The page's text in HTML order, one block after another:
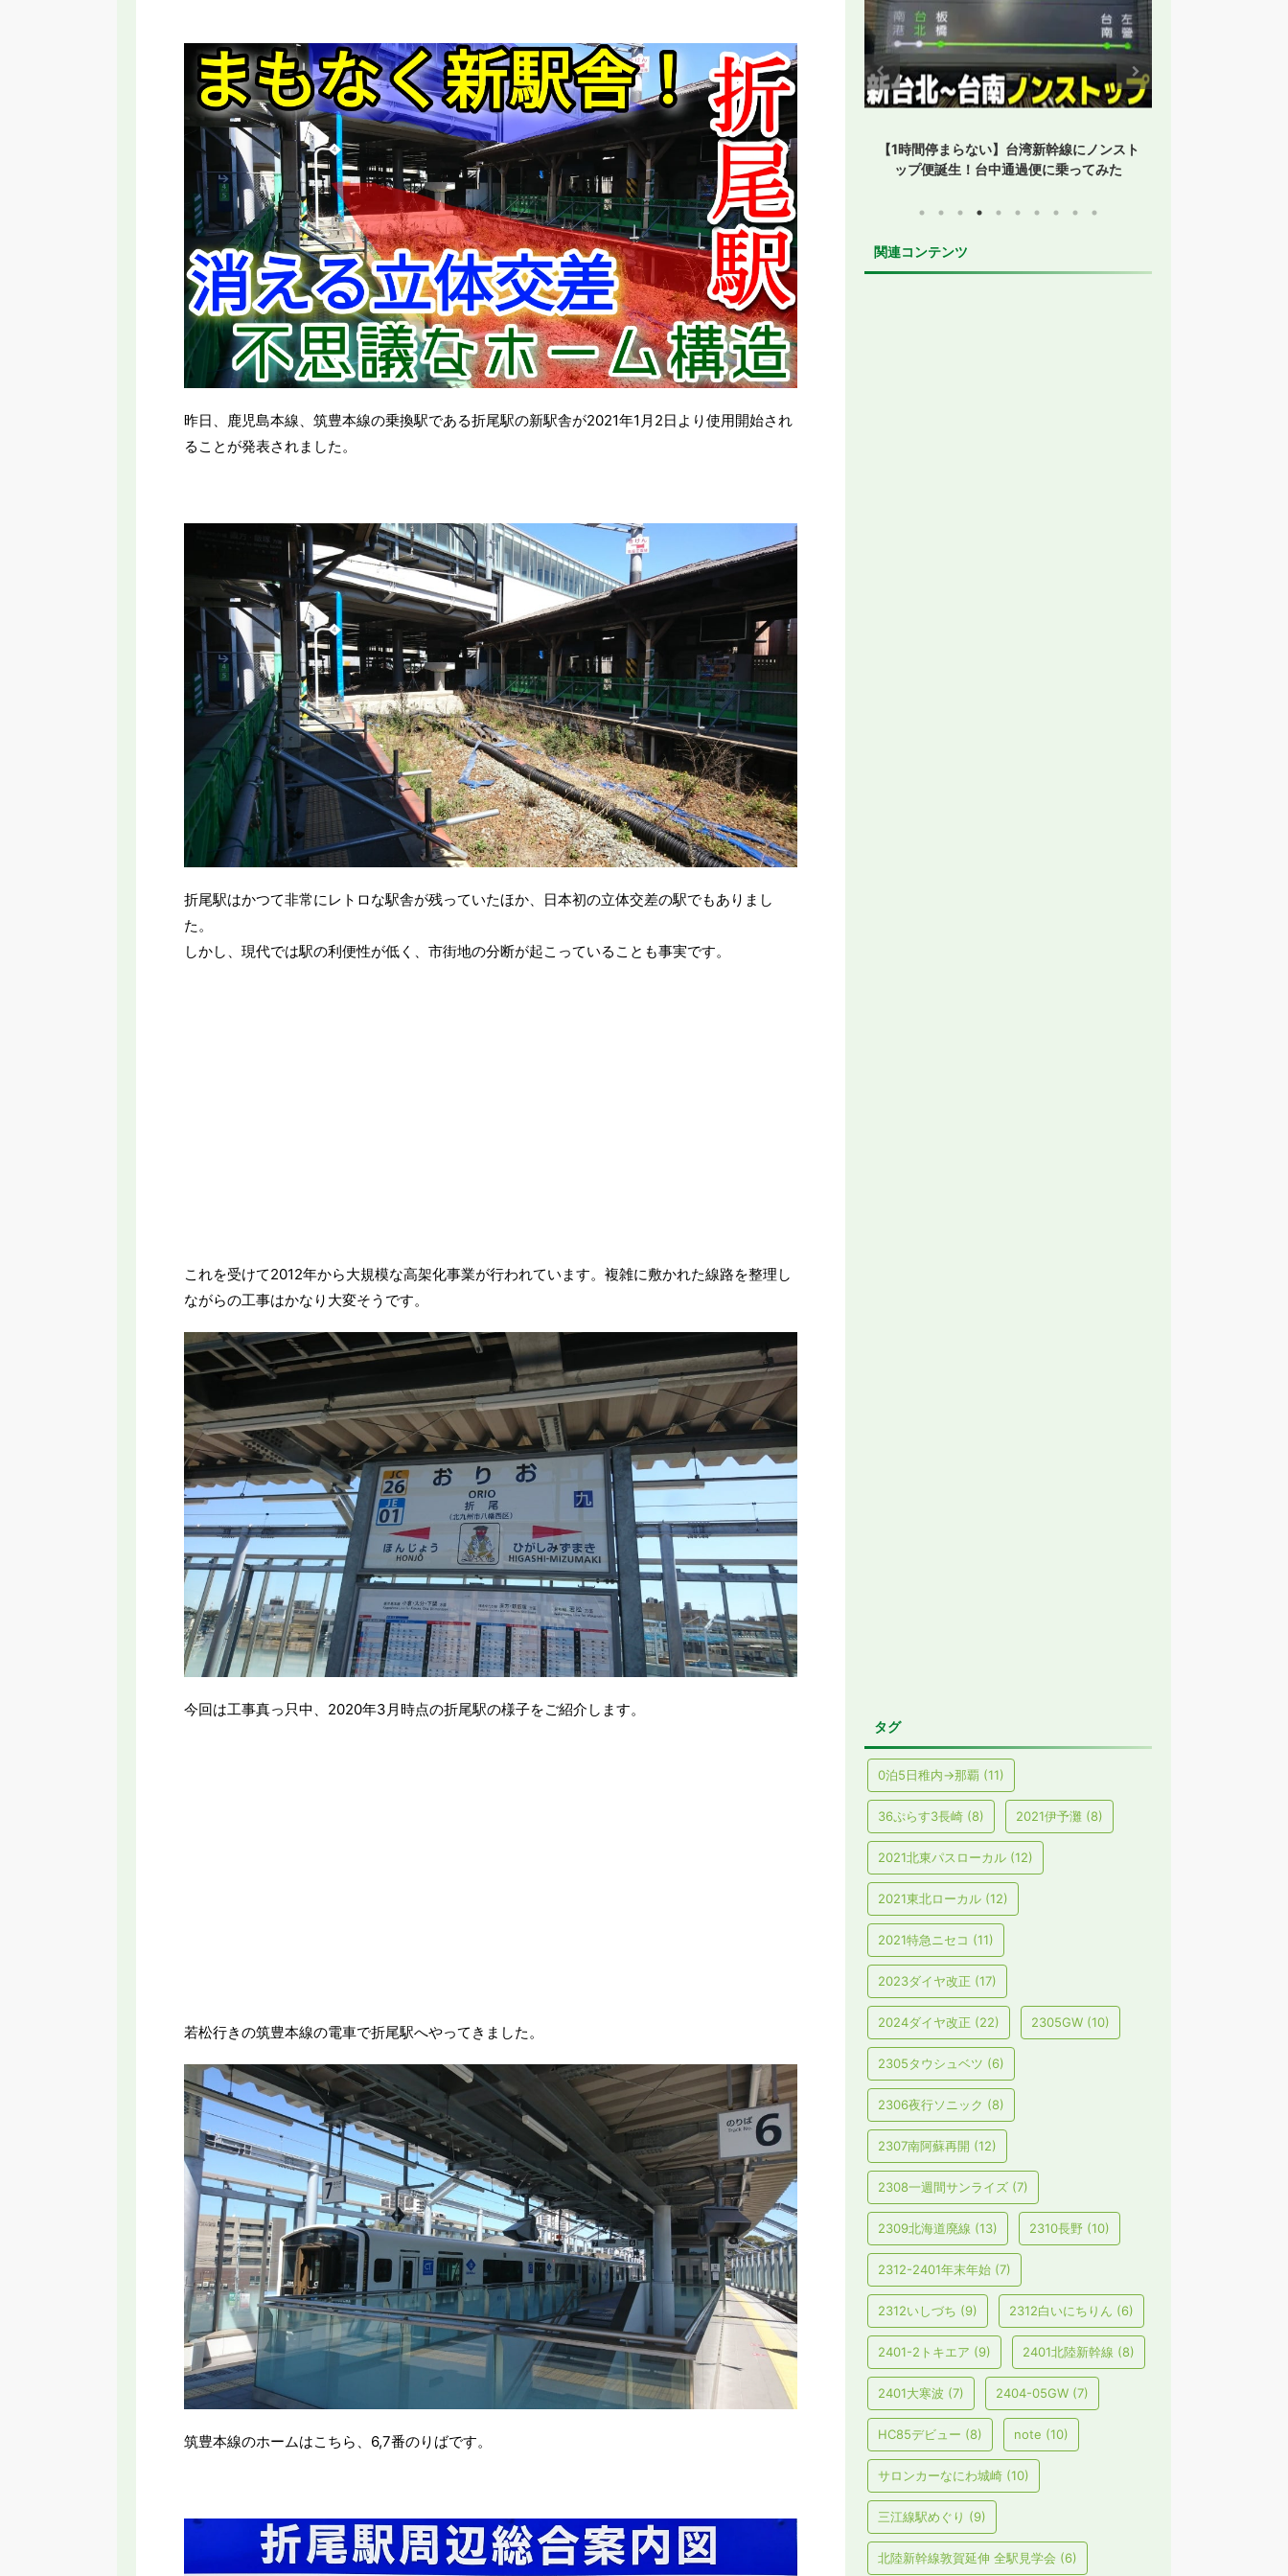
昨日、鹿児島本線、筑豊本線の乗換駅である折尾駅の新駅舎が2021年1月2日より使用開始され
ることが発表されました。
折尾駅はかつて非常にレトロな駅舎が残っていたほか、日本初の立体交差の駅でもありまし
た。
しかし、現代では駅の利便性が低く、市街地の分断が起こっていることも事実です。
これを受けて2012年から大規模な高架化事業が行われています。複雑に敷かれた線路を整理し
ながらの工事はかなり大変そうです。
今回は工事真っ只中、2020年3月時点の折尾駅の様子をご紹介します。
若松行きの筑豊本線の電車で折尾駅へやってきました。
筑豊本線のホームはこちら、6,7番のりばです。
】名古屋に変な乗り物誕生！いらない
と言われる新交通システムの理由
【2026年新駅】手柄山平和公園駅を見に行
ってみた！姫路モノレールの終着駅
【全都道府県制覇】東横イン高知がオープ
ン！初日に泊まってみた
【1時間停まらない】台湾新幹線にノンスト
ップ便誕生！台中通過便に乗ってみた
関連コンテンツ
タグ
0泊5日稚内→那覇 (11)
36ぷらす3長崎 (8) 2021伊予灘 (8)
2021北東パスローカル (12)
2021東北ローカル (12)
2021特急ニセコ (11)
2023ダイヤ改正 (17)
2024ダイヤ改正 (22) 2305GW (10)
2305タウシュベツ (6)
2306夜行ソニック (8)
2307南阿蘇再開 (12)
2308一週間サンライズ (7)
2309北海道廃線 (13) 2310長野 (10)
2312-2401年末年始 (7)
2312いしづち (9) 2312白いにちりん (6)
2401-2トキエア (9) 2401北陸新幹線 (8)
2401大寒波 (7) 2404-05GW (7)
HC85デビュー (8) note (10)
サロンカーなにわ城崎 (10)
三江線駅めぐり (9)
北陸新幹線敦賀延伸 全駅見学会 (6)